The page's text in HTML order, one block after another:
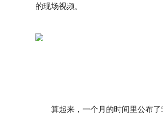
的现场视频。
算起来，一个月的时间里公布了